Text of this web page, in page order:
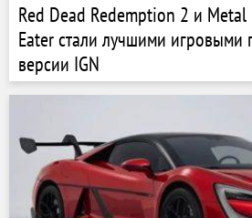
Red Dead Redemption 2 и
Eater стали лучшими игровыми
версии IGN